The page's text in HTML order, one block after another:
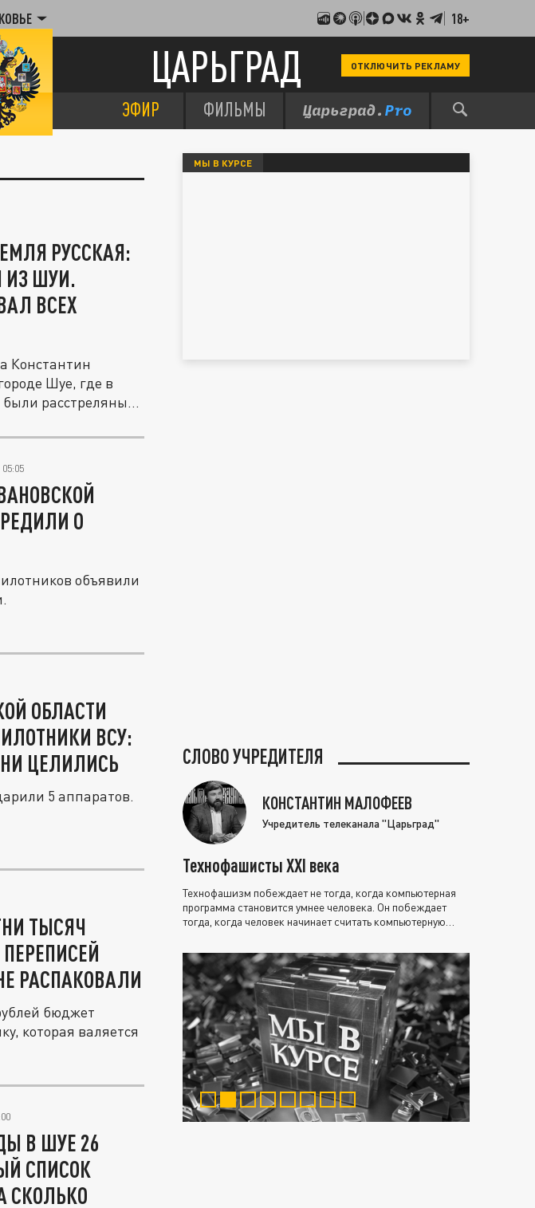
18+
ЦАРЬГРАД ОТКЛЮЧИТЬ РЕКЛАМУ
ЭФИР ФИЛЬМЫ
РУССКАЯ:
ШУИ.
ВСЕХ
Константин
Шуе, где в
были расстреляны...
О
объявили
ОБЛАСТИ
ВСУ:
ЦЕЛИЛИСЬ
5 аппаратов.
ТЫСЯЧ
РАСПАКОВАЛИ
бюджет
которая валяется
В ШУЕ 26
СПИСОК
СКОЛЬКО
МЫ В КУРСЕ
СЛОВО УЧРЕДИТЕЛЯ
КОНСТАНТИН МАЛОФЕЕВ
Учредитель телеканала "Царьград"
Технофашисты XXI века
Технофашизм побеждает не тогда, когда компьютерная
программа становится умнее человека. Он побеждает
тогда, когда человек начинает считать компьютерную